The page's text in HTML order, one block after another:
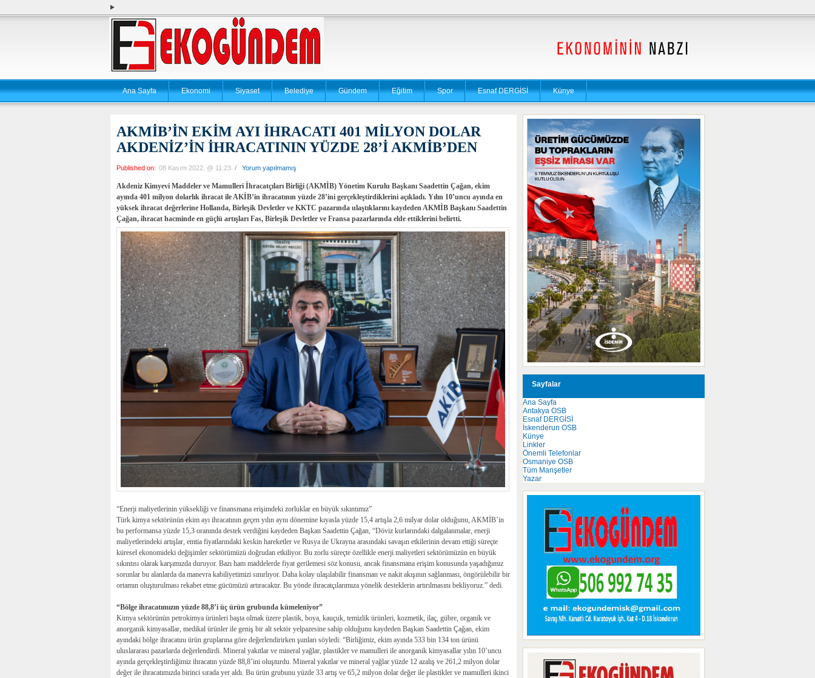
Ana Sayfa Ekonomi Siyaset Belediye Gündem Eğitim Spor Esnaf DERGİSİ Künye
AKMİB’İN EKİM AYI İHRACATI 401 MİLYON DOLAR
AKDENİZ’İN İHRACATININ YÜZDE 28’İ AKMİB’DEN
Published on: 08 Kasım 2022, @ 11:23 / Yorum yapılmamış
Akdeniz Kimyevi Maddeler ve Mamulleri İhracatçıları Birliği (AKMİB) Yönetim Kurulu Başkanı Saadettin Çağan, ekim
ayında 401 milyon dolarlık ihracat ile AKİB’in ihracatının yüzde 28’ini gerçekleştirdiklerini açıkladı. Yılın 10’uncu ayında en
yüksek ihracat değerlerine Hollanda, Birleşik Devletler ve KKTC pazarında ulaştıklarını kaydeden AKMİB Başkanı Saadettin
Çağan, ihracat hacminde en güçlü artışları Fas, Birleşik Devletler ve Fransa pazarlarında elde ettiklerini belirtti.
“Enerji maliyetlerinin yüksekliği ve finansmana erişimdeki zorluklar en büyük sıkıntımız”
Türk kimya sektörünün ekim ayı ihracatının geçen yılın aynı dönemine kıyasla yüzde 15,4 artışla 2,6 milyar dolar olduğunu, AKMİB’in
bu performansa yüzde 15,3 oranında destek verdiğini kaydeden Başkan Saadettin Çağan, “Döviz kurlarındaki dalgalanmalar, enerji
maliyetlerindeki artışlar, emtia fiyatlarındaki keskin hareketler ve Rusya ile Ukrayna arasındaki savaşın etkilerinin devam ettiği süreçte
küresel ekonomideki değişimler sektörümüzü doğrudan etkiliyor. Bu zorlu süreçte özellikle enerji maliyetleri sektörümüzün en büyük
sıkıntısı olarak karşımızda duruyor. Bazı ham maddelerde fiyat gerilemesi söz konusu, ancak finansmana erişim konusunda yaşadığımız
sorunlar bu alanlarda da manevra kabiliyetimizi sınırlıyor. Daha kolay ulaşılabilir finansman ve nakit akışının sağlanması, öngörülebilir bir
ortamın oluşturulması rekabet etme gücümüzü artıracaktır. Bu yönde ihracatçılarımıza yönelik desteklerin artırılmasını bekliyoruz.” dedi.
“Bölge ihracatımızın yüzde 88,8’i üç ürün grubunda kümeleniyor”
Kimya sektörünün petrokimya ürünleri başta olmak üzere plastik, boya, kauçuk, temizlik ürünleri, kozmetik, ilaç, gübre, organik ve
anorganik kimyasallar, medikal ürünler ile geniş bir alt sektör yelpazesine sahip olduğunu kaydeden Başkan Saadettin Çağan, ekim
ayındaki bölge ihracatını ürün gruplarına göre değerlendirirken şunları söyledi: “Birliğimiz, ekim ayında 533 bin 134 ton ürünü
uluslararası pazarlarda değerlendirdi. Mineral yakıtlar ve mineral yağlar, plastikler ve mamulleri ile anorganik kimyasallar yılın 10’uncu
ayında gerçekleştirdiğimiz ihracatın yüzde 88,8’ini oluşturdu. Mineral yakıtlar ve mineral yağlar yüzde 12 azalış ve 261,2 milyon dolar
değer ile ihracatımızda birinci sırada yer aldı. Bu ürün grubunu yüzde 33 artış ve 65,2 milyon dolar değer ile plastikler ve mamulleri ikinci
Sayfalar
Ana Sayfa
Antakya OSB
Esnaf DERGİSİ
İskenderun OSB
Künye
Linkler
Önemli Telefonlar
Osmaniye OSB
Tüm Manşetler
Yazar